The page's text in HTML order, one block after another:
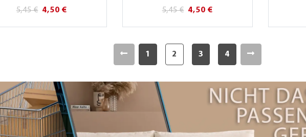
5,45 € 4,50 € 5,45 € 4,50 €
1 2 3 4